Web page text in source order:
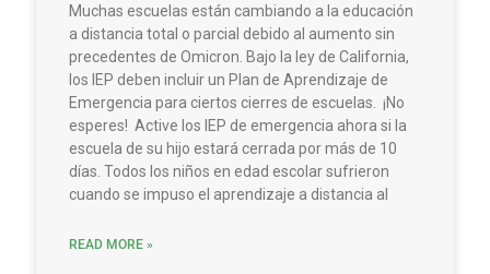
Muchas escuelas están cambiando a la educación
a distancia total o parcial debido al aumento sin
precedentes de Omicron. Bajo la ley de California,
los IEP deben incluir un Plan de Aprendizaje de
Emergencia para ciertos cierres de escuelas. ¡No
esperes! Active los IEP de emergencia ahora si la
escuela de su hijo estará cerrada por más de 10
días. Todos los niños en edad escolar sufrieron
cuando se impuso el aprendizaje a distancia al
READ MORE »